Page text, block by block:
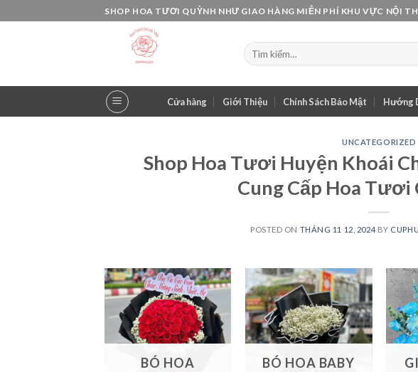
to
SHOP HOA TƯƠI QUỲNH NHƯ GIAO HÀNG MIỄN PHÍ KHU VỰC NỘI
Tìm
kiếm:
Cửa hàng Giới Thiệu Chính Sách Bảo Mật Hướng
UNCATEGORIZED
Shop Hoa Tươi Huyện Khoái
Cung Cấp Hoa
POSTED ON THÁNG 11 12, 2024 BY
BÓ HOA BÓ HOA BABY